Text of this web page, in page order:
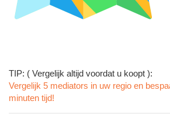
TIP: ( Vergelijk altijd voordat u koopt ):
Vergelijk 5 mediators in uw regio en
minuten tijd!